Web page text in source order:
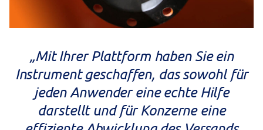
„Mit Ihrer Plattform haben Sie ein
Instrument geschaffen, das sowohl für
jeden Anwender eine echte Hilfe
darstellt und für Konzerne eine